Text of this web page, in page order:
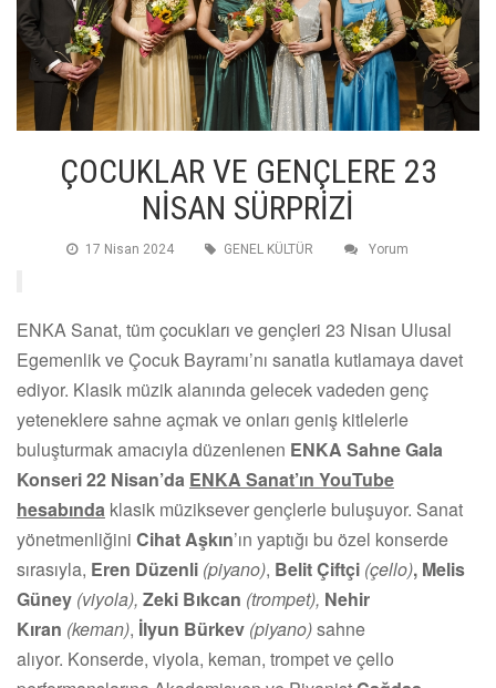
ÇOCUKLAR VE GENÇLERE 23
NİSAN SÜRPRİZİ
17 Nisan 2024 GENEL KÜLTÜR Yorum
ENKA Sanat, tüm çocukları ve gençleri 23 Nisan Ulusal
Egemenlik ve Çocuk Bayramı’nı sanatla kutlamaya davet
ediyor. Klasik müzik alanında gelecek vadeden genç
yeteneklere sahne açmak ve onları geniş kitlelerle
buluşturmak amacıyla düzenlenen ENKA Sahne Gala
Konseri 22 Nisan’da ENKA Sanat’ın YouTube
hesabında klasik müziksever gençlerle buluşuyor. Sanat
yönetmenliğini Cihat Aşkın’ın yaptığı bu özel konserde
sırasıyla, Eren Düzenli (piyano), Belit Çiftçi (çello), Melis
Güney (viyola), Zeki Bıkcan (trompet), Nehir
Kıran (keman), İlyun Bürkev (piyano)sahne
alıyor. Konserde, viyola, keman, trompet ve çello